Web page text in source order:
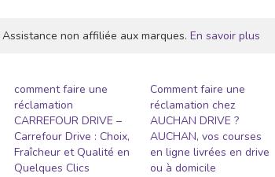
Assistance non affiliée aux marques. En savoir plus
comment faire une
réclamation
CARREFOUR DRIVE –
Carrefour Drive : Choix,
Fraîcheur et Qualité en
Quelques Clics
Comment faire une
réclamation chez
AUCHAN DRIVE ?
AUCHAN, vos courses
en ligne livrées en drive
ou à domicile